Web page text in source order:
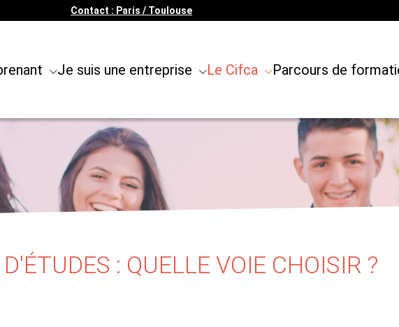
Contact : Paris / Toulouse
Je suis une entreprise Le Cifca Parcours de
: QUELLE VOIE CHOISIR ?